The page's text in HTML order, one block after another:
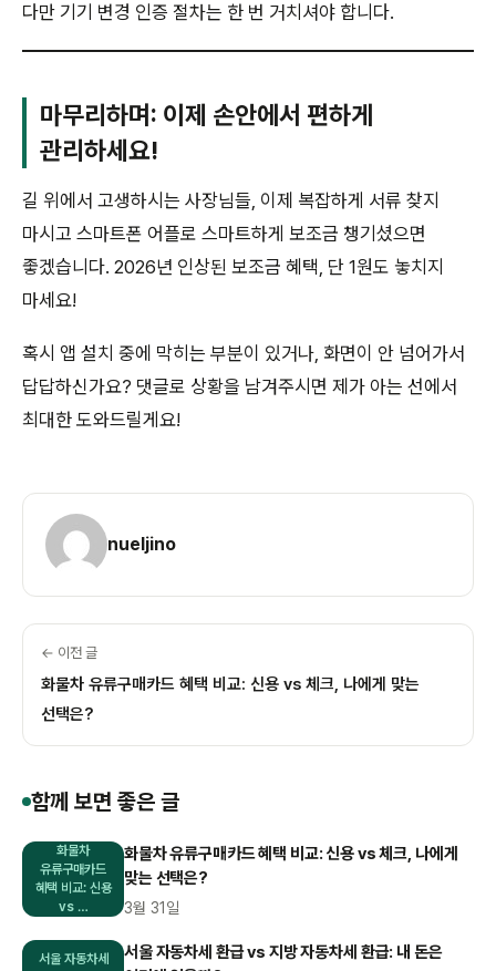
다만 기기 변경 인증 절차는 한 번 거치셔야 합니다.
마무리하며: 이제 손안에서 편하게
관리하세요!
길 위에서 고생하시는 사장님들, 이제 복잡하게 서류 찾지
마시고 스마트폰 어플로 스마트하게 보조금 챙기셨으면
좋겠습니다. 2026년 인상된 보조금 혜택, 단 1원도 놓치지
마세요!
혹시 앱 설치 중에 막히는 부분이 있거나, 화면이 안 넘어가서
답답하신가요? 댓글로 상황을 남겨주시면 제가 아는 선에서
최대한 도와드릴게요!
nueljino
← 이전 글
화물차 유류구매카드 혜택 비교: 신용 vs 체크, 나에게 맞는
선택은?
함께 보면 좋은 글
화물차
유류구매카드
혜택 비교: 신용
vs …
화물차 유류구매카드 혜택 비교: 신용 vs 체크, 나에게
맞는 선택은?
3월 31일
서울 자동차세
서울 자동차세 환급 vs 지방 자동차세 환급: 내 돈은